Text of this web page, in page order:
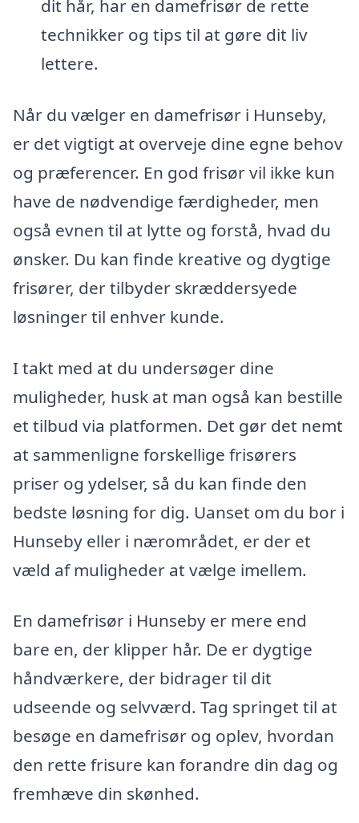
dit hår, har en damefrisør de rette
technikker og tips til at gøre dit liv
lettere.
Når du vælger en damefrisør i Hunseby,
er det vigtigt at overveje dine egne behov
og præferencer. En god frisør vil ikke kun
have de nødvendige færdigheder, men
også evnen til at lytte og forstå, hvad du
ønsker. Du kan finde kreative og dygtige
frisører, der tilbyder skræddersyede
løsninger til enhver kunde.
I takt med at du undersøger dine
muligheder, husk at man også kan bestille
et tilbud via platformen. Det gør det nemt
at sammenligne forskellige frisørers
priser og ydelser, så du kan finde den
bedste løsning for dig. Uanset om du bor i
Hunseby eller i nærområdet, er der et
væld af muligheder at vælge imellem.
En damefrisør i Hunseby er mere end
bare en, der klipper hår. De er dygtige
håndværkere, der bidrager til dit
udseende og selvværd. Tag springet til at
besøge en damefrisør og oplev, hvordan
den rette frisure kan forandre din dag og
fremhæve din skønhed.